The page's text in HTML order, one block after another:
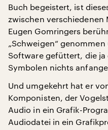
Buch begeistert, ist
zwischen verschiedenen
Eugen Gomringers
„Schweigen“
Software gefüttert, die
Symbolen nichts
Und umgekehrt hat er
Komponisten, der
Audio in ein Grafik-
Audiodatei in ein